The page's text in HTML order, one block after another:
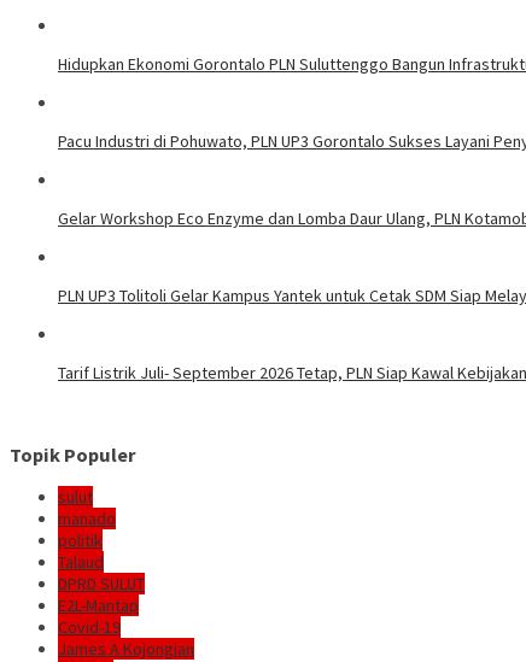
Hidupkan Ekonomi Gorontalo PLN Suluttenggo Bangun
Pacu Industri di Pohuwato, PLN UP3 Gorontalo Sukses Layani
Gelar Workshop Eco Enzyme dan Lomba Daur Ulang, PLN
PLN UP3 Tolitoli Gelar Kampus Yantek untuk Cetak SDM Siap
Tarif Listrik Juli- September 2026 Tetap, PLN Siap Kawal
Topik Populer
sulut
manado
politik
Talaud
DPRD SULUT
E2L-Mantap
Covid-19
James A Kojongian